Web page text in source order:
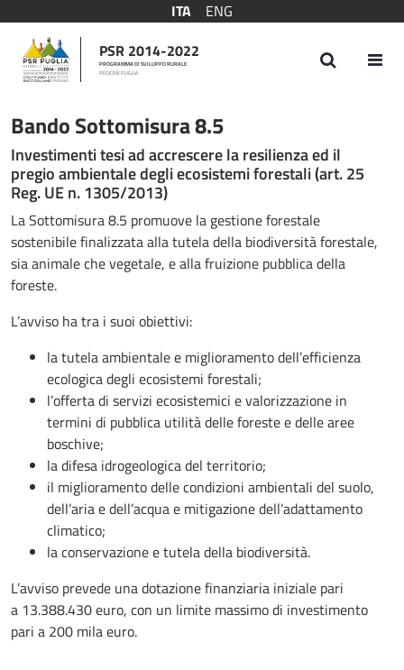
ITA
ENG
PSR 2014-2022
PROGRAMMA DI SVILUPPO RURALE
REGIONE PUGLIA
Bando Sottomisura 8.5
Bando Sottomisura 8.5
Investimenti tesi ad accrescere la resilienza ed il
pregio ambientale degli ecosistemi forestali (art. 25
Reg. UE n. 1305/2013)
La Sottomisura 8.5 promuove la gestione forestale
sostenibile finalizzata alla tutela della biodiversità forestale,
sia animale che vegetale, e alla fruizione pubblica della
foreste.
L’avviso ha tra i suoi obiettivi:
la tutela ambientale e miglioramento dell’efficienza
ecologica degli ecosistemi forestali;
l’offerta di servizi ecosistemici e valorizzazione in
termini di pubblica utilità delle foreste e delle aree
boschive;
la difesa idrogeologica del territorio;
il miglioramento delle condizioni ambientali del suolo,
dell’aria e dell’acqua e mitigazione dell’adattamento
climatico;
la conservazione e tutela della biodiversità.
L’avviso prevede una dotazione finanziaria iniziale pari
a 13.388.430 euro, con un limite massimo di investimento
pari a 200 mila euro.